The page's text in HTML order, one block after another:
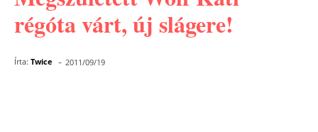
régóta várt, új slágere!
Írta: Twice - 2011/09/19